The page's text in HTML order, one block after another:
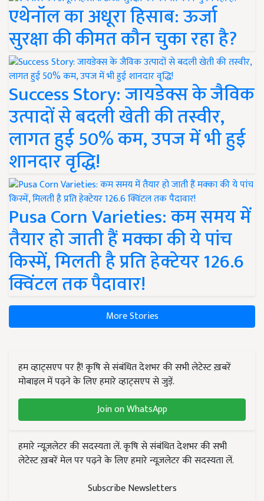
एथेनॉल का अधूरा हिसाब: ऊर्जा
सुरक्षा की कीमत कौन चुका रहा है?
Success Story: जायडेक्स के जैविक
उत्पादों से बदली खेती की तस्वीर,
लागत हुई 50% कम, उपज में भी हुई
शानदार वृद्धि!
Pusa Corn Varieties: कम समय में
तैयार हो जाती हैं मक्का की ये पांच
किस्में, मिलती है प्रति हेक्टेयर 126.6
क्विंटल तक पैदावार!
More Stories
हम व्हाट्सएप पर हैं! कृषि से संबंधित देशभर की सभी लेटेस्ट ख़बरें
मोबाइल में पढ़ने के लिए हमारे व्हाट्सएप से जुड़ें.
Join on WhatsApp
हमारे न्यूज़लेटर की सदस्यता लें. कृषि से संबंधित देशभर की सभी
लेटेस्ट ख़बरें मेल पर पढ़ने के लिए हमारे न्यूज़लेटर की सदस्यता लें.
Subscribe Newsletters